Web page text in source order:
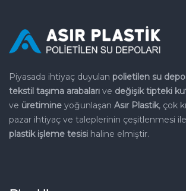
Piyasada ihtiyaç duyulan polietilen su
tekstil taşıma arabaları ve değişik tipteki
ve üretimine yoğunlaşan Asır Plastik, çok
pazar ihtiyaç ve taleplerinin çeşitlenmesi
plastik işleme tesisi haline elmiştir.